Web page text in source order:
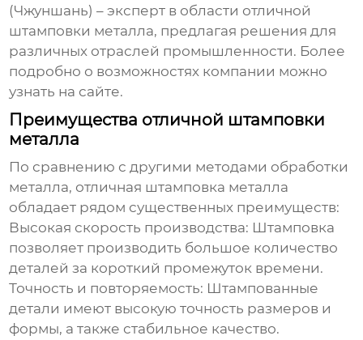
(Чжуншань) – эксперт в области отличной
штамповки металла, предлагая решения для
различных отраслей промышленности. Более
подробно о возможностях компании можно
узнать на сайте.
Преимущества отличной штамповки
металла
По сравнению с другими методами обработки
металла, отличная штамповка металла
обладает рядом существенных преимуществ:
Высокая скорость производства: Штамповка
позволяет производить большое количество
деталей за короткий промежуток времени.
Точность и повторяемость: Штампованные
детали имеют высокую точность размеров и
формы, а также стабильное качество.